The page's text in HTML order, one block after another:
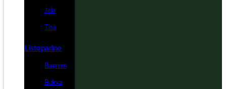
Jela
Tisa
Listopadno
Bagrem
Bukva